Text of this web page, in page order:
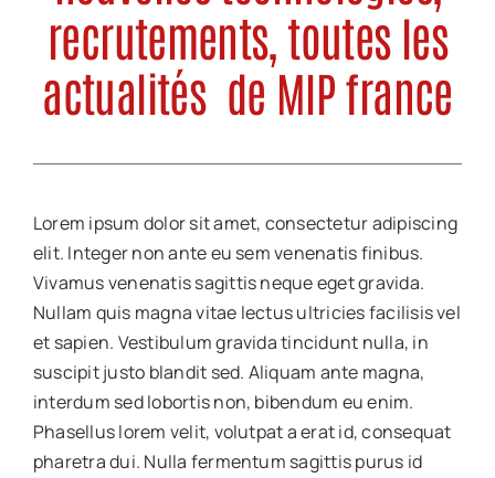
Actualités
Nos formations
Nous contacter
recrutements, toutes les
actualités de MIP france
Lorem ipsum dolor sit amet, consectetur adipiscing
elit. Integer non ante eu sem venenatis finibus.
Vivamus venenatis sagittis neque eget gravida.
Nullam quis magna vitae lectus ultricies facilisis vel
et sapien. Vestibulum gravida tincidunt nulla, in
suscipit justo blandit sed. Aliquam ante magna,
interdum sed lobortis non, bibendum eu enim.
Phasellus lorem velit, volutpat a erat id, consequat
pharetra dui. Nulla fermentum sagittis purus id